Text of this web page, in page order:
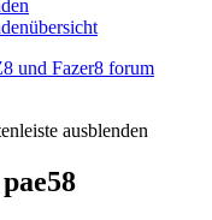
und Fazer8 forum
ausblenden